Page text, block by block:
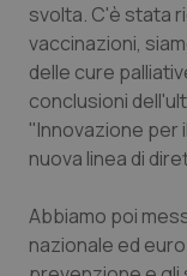
Quotidiano
Quotidiano
Rene &
Salute
svolta. C'è stata
vaccinazioni,
delle cure
conclusioni
"Innovazione per
nuova linea di
Abbiamo poi
nazionale ed